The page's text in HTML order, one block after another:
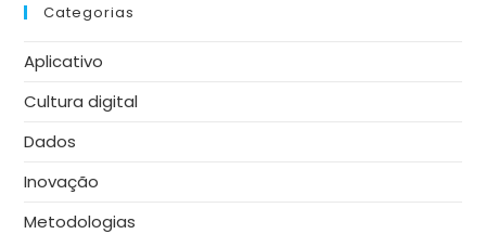
Categorias
Aplicativo
Cultura digital
Dados
Inovação
Metodologias